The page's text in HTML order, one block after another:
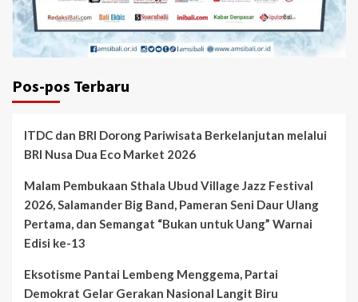
Pos-pos Terbaru
ITDC dan BRI Dorong Pariwisata Berkelanjutan melalui
BRI Nusa Dua Eco Market 2026
Malam Pembukaan Sthala Ubud Village Jazz Festival
2026, Salamander Big Band, Pameran Seni Daur Ulang
Pertama, dan Semangat “Bukan untuk Uang” Warnai
Edisi ke-13
Eksotisme Pantai Lembeng Menggema, Partai
Demokrat Gelar Gerakan Nasional Langit Biru